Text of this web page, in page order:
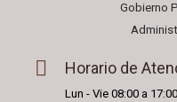
Gobierno
Horario de
Lun - Vie 08:00 a